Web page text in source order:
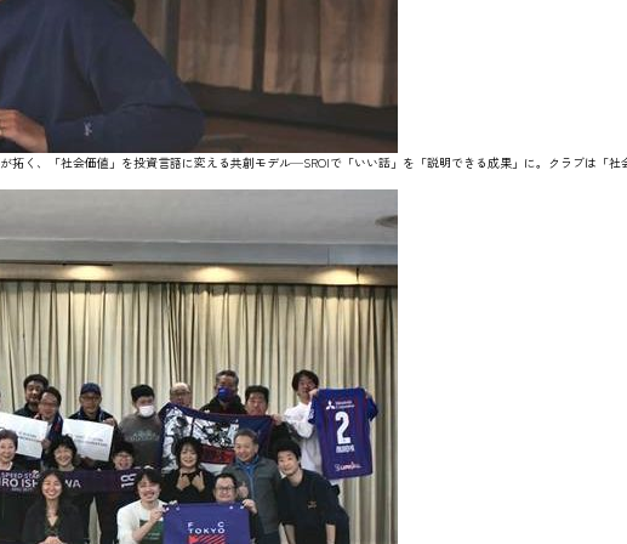
く、「社会価値」を投資言語に変える共創モデル—SROIで「いい話」を「説明できる成果」に。クラブは「